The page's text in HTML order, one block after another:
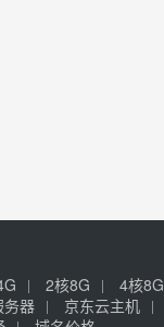
2核8G 4核8G
务器 京东云主机